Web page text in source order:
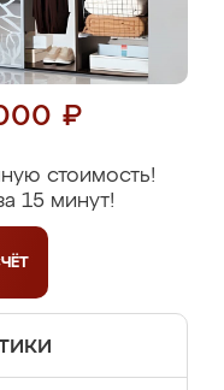
₽
стоимость!
15 минут!